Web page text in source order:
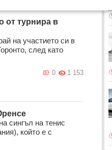
от турнира в
на участието си в
след като
1 153
0
сингъл на тенис
който е с